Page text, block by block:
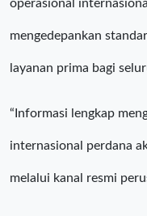
operasional
mengedepankan
layanan prima bagi
“Informasi lengkap
internasional perdana
melalui kanal resmi